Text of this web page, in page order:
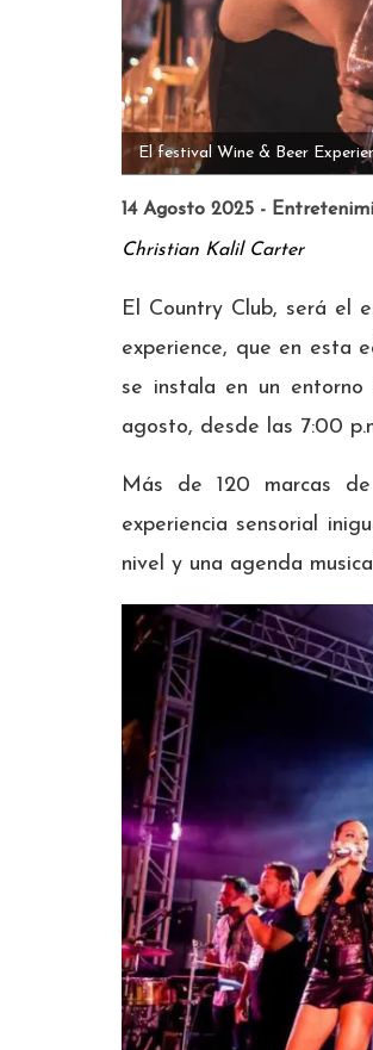
El festival Wine & Beer
14 Agosto 2025 -
Christian Kalil Carter
El Country Club, será el
experience, que en esta
se instala en un entorno
agosto, desde las 7:00
Más de 120 marcas
experiencia sensorial
nivel y una agenda